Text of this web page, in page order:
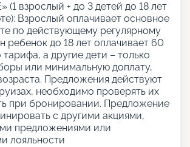
(1 взрослый + до 3 детей до 18 лет
Взрослый оплачивает основное
по действующему регулярному
ребенок до 18 лет оплачивает 60
тарифа, а другие дети – только
или минимальную доплату,
Предложения действуют
необходимо проверять их
при бронировании. Предложение
с другими акциями,
предложениями или
лояльности